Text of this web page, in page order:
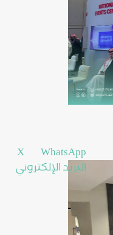
X WhatsApp
البريد الإلكتروني